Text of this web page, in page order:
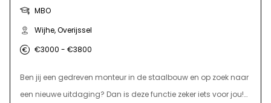
MBO
Wijhe, Overijssel
€3000 - €3800
Ben jij een gedreven monteur in de staalbouw en op zoek naar
een nieuwe uitdaging? Dan is deze functie zeker iets voor jou!